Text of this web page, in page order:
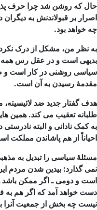
حال که روشن شد چرا حرف
اصرار بر قبولاندنش به
چه خواهد بود.
به نظر من، مشکل از درک
بدیهی است و در عقل رس
سیاسی روشنی در کار است
مقدمۀ رسیدن به آن است.
هدف گفتار جدید ضد
طلبانه تعقیب می کند. همین
به کمک نادانی و البته نادرستی
احیاناً از هم پاشاندن مملکت
مسئلۀ سیاسی را تبدیل به
نمی گذارد: بیدین شدن مردم
است و دومی ـ اگر ممکن
دست خواهد آمد که اگر هم به
نیست چه بخش از جمعیت آنرا